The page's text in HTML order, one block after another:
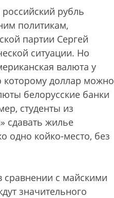
рубль
политикам,
партии Сергей
ситуации. Но
валюта у
которому доллар можно
белорусские банки
студенты из
сдавать жилье
одно койко-место, без
сравнении с майскими
значительного